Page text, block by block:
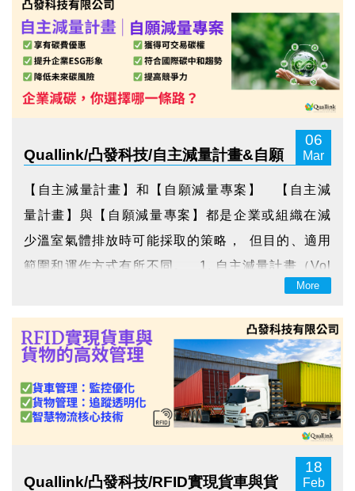
度等多項支持措施， 幫助企業穩健前行！ ...
Quallink/凸發科技/自主減量計畫&自願
06
Mar
【自主減量計畫】和【自願減量專案】 【自主減
量計畫】與【自願減量專案】都是企業或組織在減
少溫室氣體排放時可能採取的策略， 但目的、適用
範圍和運作方式有所不同。 1. 自主減量計畫（Vol
untary Reduction Plan） 定義： 企業或組織自主
制定的減碳計畫，通常不受政府...
More
Quallink/凸發科技/RFID實現貨車與貨
18
Feb